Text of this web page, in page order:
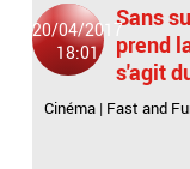
20/04/2017
18:01
Sans
prend
s'agit
Cinéma | Fast and